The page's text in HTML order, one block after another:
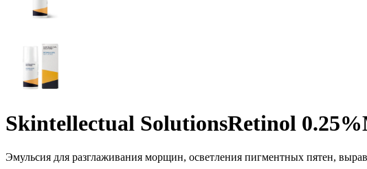
Skintellectual SolutionsRetinol 0.25%
Эмульсия для разглаживания морщин, осветления пигментных пятен,